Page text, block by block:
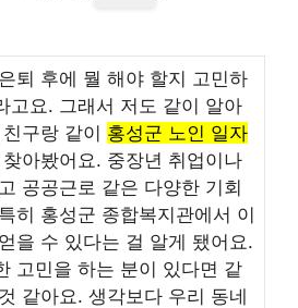
퇴 후에 뭘 해야 할지 고민하
고요. 그래서 저도 같이 알아
구랑 같이 홍성군 노인 일자
아봤어요. 중장년 취업이나
공공근로 같은 다양한 기회
히 홍성군 종합복지관에서 이
을 수 있다는 걸 알게 됐어요.
고민을 하는 분이 있다면 같
같아요. 생각보다 우리 동네